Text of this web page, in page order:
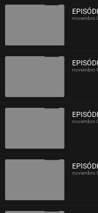
novembro
novembro
novembro
novembro